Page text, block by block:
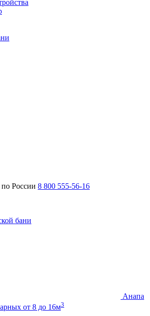
России 8 800 555-56-16
бани
Анапа
от 8 до 16м3